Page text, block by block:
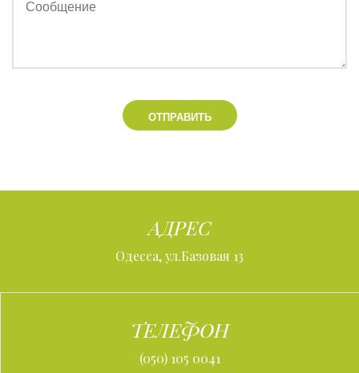
АДРЕС
Одесса, ул.Базовая 13
ТЕЛЕФОН
(050) 105 0041